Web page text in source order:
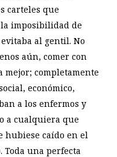
carteles que
imposibilidad de
al gentil. No
aún, comer con
mejor; completamente
económico,
a los enfermos y
a cualquiera que
hubiese caído en el
Toda una perfecta